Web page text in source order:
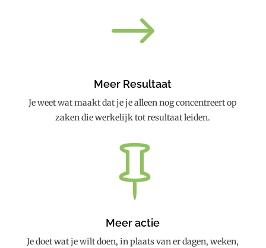
$
Meer Resultaat
Je weet wat maakt dat je je alleen nog concentreert op
zaken die werkelijk tot resultaat leiden.

Meer actie
Je doet wat je wilt doen, in plaats van er dagen, weken,